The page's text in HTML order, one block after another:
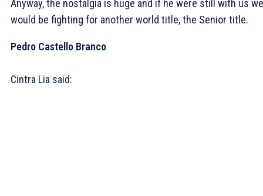
Anyway, the nostalgia is huge and if he were still with us we
would be fighting for another world title, the Senior title.
Pedro Castello Branco
Cintra Lia said: